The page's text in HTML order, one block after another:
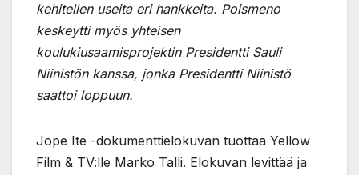
kehitellen useita eri hankkeita. Poismeno
keskeytti myös yhteisen
koulukiusaamisprojektin Presidentti Sauli
Niinistön kanssa, jonka Presidentti Niinistö
saattoi loppuun.
Jope Ite -dokumenttielokuvan tuottaa Yellow
Film & TV:lle Marko Talli. Elokuvan levittää ja